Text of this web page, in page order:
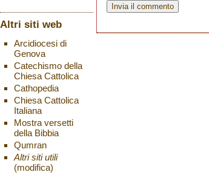
Altri siti web
Arcidiocesi di
Genova
Catechismo della
Chiesa Cattolica
Cathopedia
Chiesa Cattolica
Italiana
Mostra versetti
della Bibbia
Qumran
Altri siti utili
(modifica)